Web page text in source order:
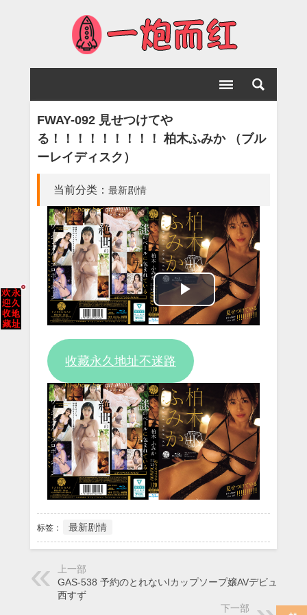
FWAY-092 見せつけてや
る！！！！！！！！！ 柏木ふみか （ブル
ーレイディスク）
当前分类： 最新剧情
Play
收藏永久地址不迷路
标签： 最新剧情
上一部
GAS-538 予約のとれないIカップソープ嬢AVデビュー 葛
西すず
下一部